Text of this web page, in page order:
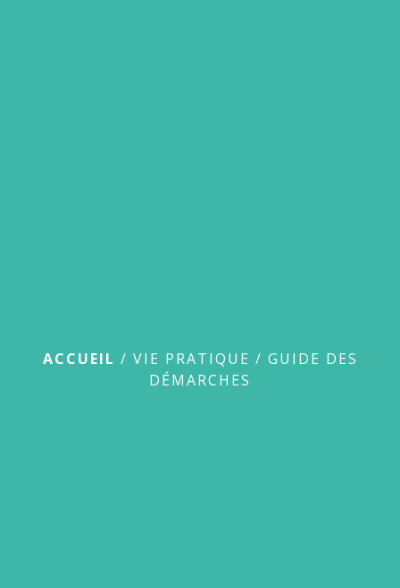
ACCUEIL / VIE PRATIQUE / GUIDE DES
DÉMARCHES